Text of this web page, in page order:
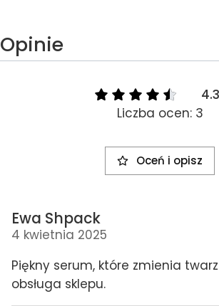
Opinie
Liczba ocen: 3
Oceń i opisz
Ewa Shpack
4 kwietnia 2025
Piękny serum, które zmienia
obsługa sklepu.